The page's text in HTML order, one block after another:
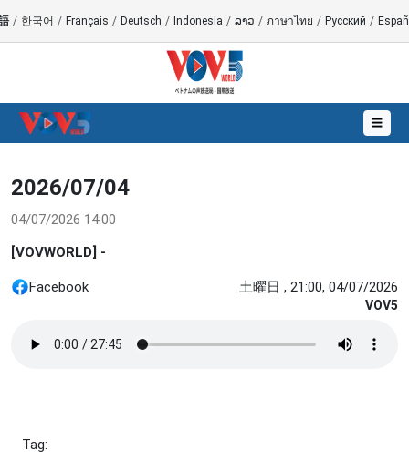
/ 한국어 / Français / Deutsch / Indonesia / ລາວ / ภาษาไทย / Русский /
☰
2026/07/04
04/07/2026 14:00
[VOVWORLD] -
Facebook 土曜日 , 21:00, 04/07/2026
VOV5
Tag: